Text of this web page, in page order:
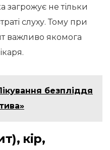
загрожує не тільки
слуху. Тому при
важливо якомога
безпліддя
кір,